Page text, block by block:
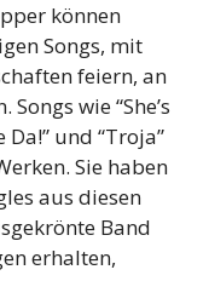
können
Songs, mit
feiern, an
wie “She’s
Da!” und “Troja”
Sie haben
aus diesen
Band
erhalten,